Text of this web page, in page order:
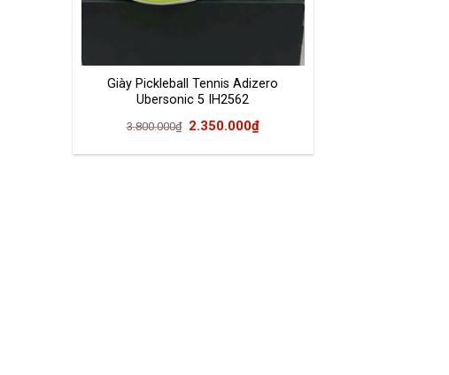
Giày Pickleball Tennis Adizero
Ubersonic 5 IH2562
3.800.000₫ Giá
2.350.000₫Giá